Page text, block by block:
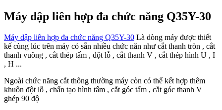
Máy dập liên hợp đa chức năng Q35Y-30
Máy dập liên hợp đa chức năng Q35Y-30 Là dòng máy được thiết
kế cùng lúc trên máy có sẵn nhiều chức năn như cắt thanh tròn , cắt
thanh vuông , cắt thép tấm , đột lỗ , cắt thanh V , cắt thép hình U , I
, H ...
Ngoài chức năng cắt thông thường máy còn có thể kết hợp thêm
khuôn đột lỗ , chấn tạo hình tấm , cắt góc tấm , cắt góc thanh V
ghép 90 độ